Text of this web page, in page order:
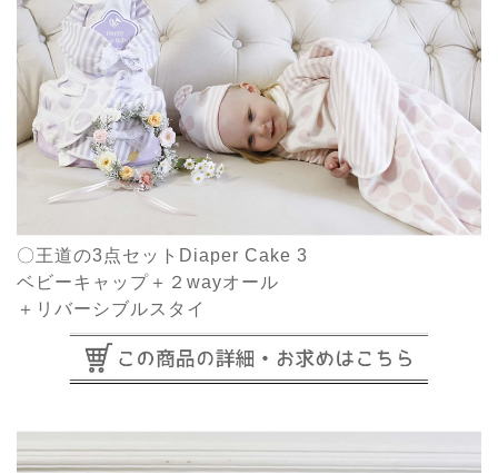
〇王道の3点セットDiaper Cake 3
ベビーキャップ＋２wayオール
＋リバーシブルスタイ